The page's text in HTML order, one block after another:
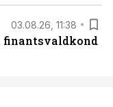
03.08.26, 11:38
finantsvaldkond